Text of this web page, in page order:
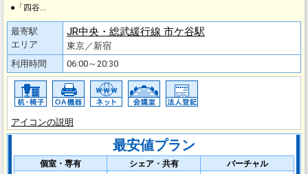
●「四谷…
最寄駅
エリア
JR中央・総武緩⾏線 市ケ⾕駅
東京／新宿
利用時間
06:00～20:30
アイコンの説明
最安値プラン
個室・専有 シェア・共有 バーチャル